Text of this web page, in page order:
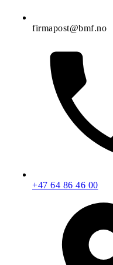
firmapost@bmf.no
+47 64 86 46 00